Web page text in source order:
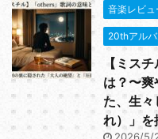
音楽レビュ
20thアルバ
【ミス
は？〜
た、生
れ）」を